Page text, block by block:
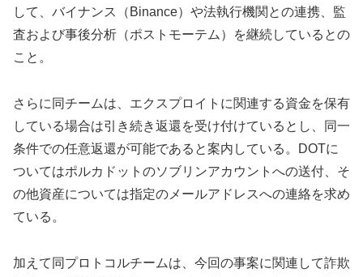
して、バイナンス（Binance）や法執行機関との連携、監
査および事後分析（ポストモーテム）を継続しているとの
こと。
さらに同チームは、エクスプロイトに関連する資金を保有
している場合は引き続き返還を受け付けているとし、同一
条件での任意返還が可能であると案内している。DOTに
ついてはポルカドットのソブリンアカウントへの送付、そ
の他資産については指定のメールアドレスへの連絡を求め
ている。
加えて同プロトコルチームは、今回の事案に関連して詐欺